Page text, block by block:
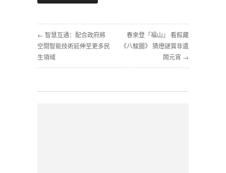
← 智慧互通：配合政府將
空間智能技術延伸至更多民
生領域
春來登「福山」 看館藏
《八駿圖》 猜燈謎賞非遺
鬧元宵 →